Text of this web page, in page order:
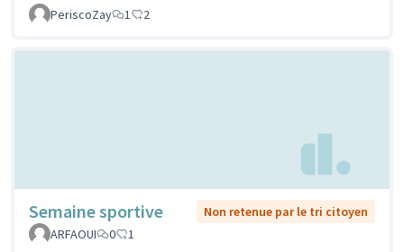
PeriscoZay 1 2
Semaine sportive
Non retenue par le tri citoyen
ARFAOUI
0 1